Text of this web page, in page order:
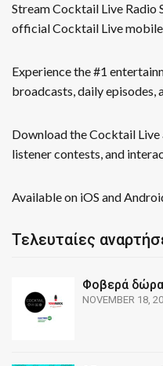
Stream Cocktail Live Radio
official Cocktail Live
Experience the #1
broadcasts, daily episodes,
Download the Cocktail
listener contests, and
Available on iOS and
Τελευταίες
Φοβερά δώρα
NOVEMBER 18,